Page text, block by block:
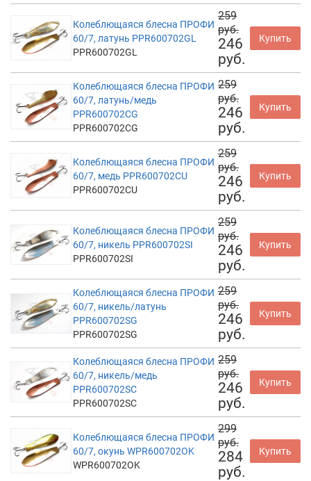
Колеблющаяся блесна ПРОФИ
60/7, латунь PPR600702GL
PPR600702GL
259
руб.
246
руб.
Купить
Колеблющаяся блесна ПРОФИ
60/7, латунь/медь
PPR600702CG
PPR600702CG
259
руб.
246
руб.
Купить
Колеблющаяся блесна ПРОФИ
60/7, медь PPR600702CU
PPR600702CU
259
руб.
246
руб.
Купить
Колеблющаяся блесна ПРОФИ
60/7, никель PPR600702SI
PPR600702SI
259
руб.
246
руб.
Купить
Колеблющаяся блесна ПРОФИ
60/7, никель/латунь
PPR600702SG
PPR600702SG
259
руб.
246
руб.
Купить
Колеблющаяся блесна ПРОФИ
60/7, никель/медь
PPR600702SC
PPR600702SC
259
руб.
246
руб.
Купить
Колеблющаяся блесна ПРОФИ
60/7, окунь WPR600702OK
WPR600702OK
299
руб.
284
руб.
Купить